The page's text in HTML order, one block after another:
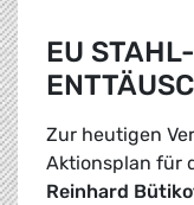
EU
Zur heutigen
Aktionsplan für
Reinhard